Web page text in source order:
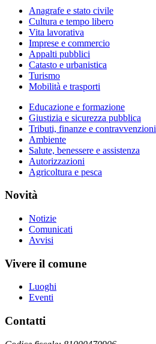
Anagrafe e stato civile
Cultura e tempo libero
Vita lavorativa
Imprese e commercio
Appalti pubblici
Catasto e urbanistica
Turismo
Mobilità e trasporti
Educazione e formazione
Giustizia e sicurezza pubblica
Tributi, finanze e contravvenzioni
Ambiente
Salute, benessere e assistenza
Autorizzazioni
Agricoltura e pesca
Novità
Notizie
Comunicati
Avvisi
Vivere il comune
Luoghi
Eventi
Contatti